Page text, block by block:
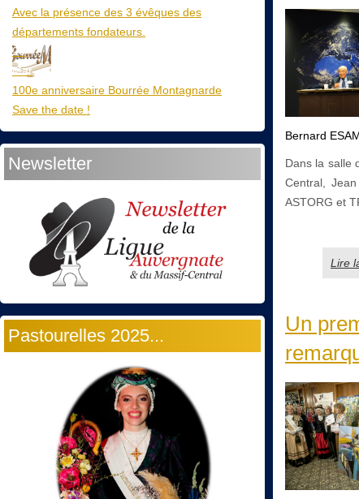
Avec la présence des 3 évêques des
départements fondateurs.
20
Mar
100e anniversaire Bourrée Montagnarde
Save the date !
Newsletter
Pastourelles 2025...
Bernard
Dans la salle
Central,
ASTORG et
Lire
Un